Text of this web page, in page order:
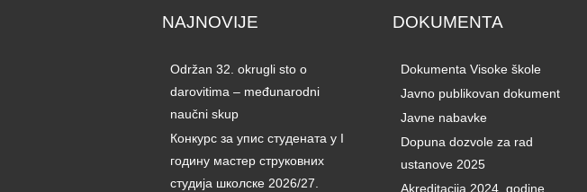
NAJNOVIJE
Održan 32. okrugli sto o
darovitima – međunarodni
naučni skup
Конкурс за упис студената у I
годину мастер струковних
студија школске 2026/27.
DOKUMENTA
Dokumenta Visoke škole
Javno publikovan dokument
Javne nabavke
Dopuna dozvole za rad
ustanove 2025
Akreditacija 2024. godine